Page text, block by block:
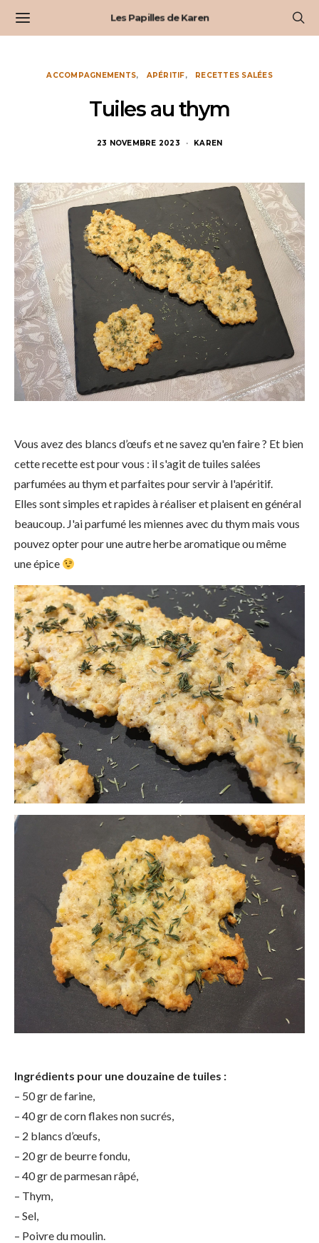
Les Papilles de Karen
ACCOMPAGNEMENTS APÉRITIF RECETTES SALÉES
Tuiles au thym
23 NOVEMBRE 2023 KAREN
Vous avez des blancs d’œufs et ne savez qu'en faire ? Et bien
cette recette est pour vous : il s'agit de tuiles salées
parfumées au thym et parfaites pour servir à l'apéritif.
Elles sont simples et rapides à réaliser et plaisent en général
beaucoup. J'ai parfumé les miennes avec du thym mais vous
pouvez opter pour une autre herbe aromatique ou même
une épice
Ingrédients pour une douzaine de tuiles :
– 50 gr de farine,
– 40 gr de corn flakes non sucrés,
– 2 blancs d’œufs,
– 20 gr de beurre fondu,
– 40 gr de parmesan râpé,
– Thym,
– Sel,
– Poivre du moulin.